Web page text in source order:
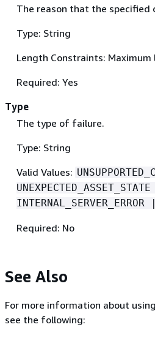
The reason that the specified
Type: String
Length Constraints:
Required: Yes
Type
The type of failure.
Type: String
Valid Values:
INTERNAL_SERVER_ERROR
Required: No
See Also
For more information about
see the following: